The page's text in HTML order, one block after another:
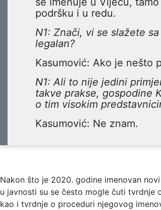
podršku i u redu.
N1: Znači, vi se slažete
legalan?
Kasumović: Ako je nešto
N1: Ali to nije jedini
takve prakse, gospodine
o tim visokim
Kasumović: Ne znam.
Nakon što je 2020. godine imenovan
u javnosti su se često mogle čuti tvrdnje
kao i tvrdnje o proceduri njegovog